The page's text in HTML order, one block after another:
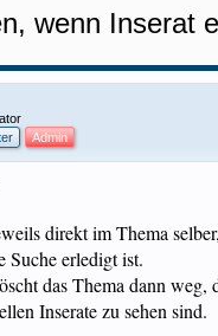
wenn Inserat
Admin
direkt im Thema
Suche erledigt ist.
das Thema dann weg,
Inserate zu sehen sind.